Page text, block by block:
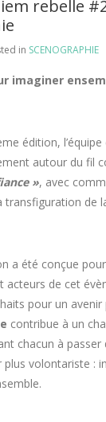
rebelle
in SCENOGRAPHIE
imaginer
édition, l’équipe
autour du fil
», avec
de
a été conçue
acteurs de cet
pour un avenir
contribue à un
chacun à passer
plus volontariste :